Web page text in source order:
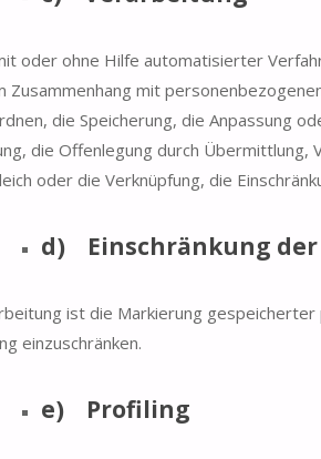
oder ohne Hilfe automatisierter
Zusammenhang mit
die Speicherung, die Anpassung
die Offenlegung durch
oder die Verknüpfung, die
d) Einschränkung
ist die Markierung
einzuschränken.
e) Profiling